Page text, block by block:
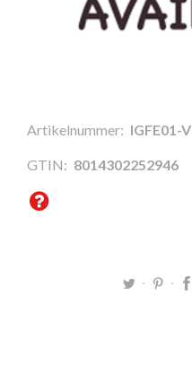
Artikelnummer: IGFE01-V
GTIN: 8014302252946